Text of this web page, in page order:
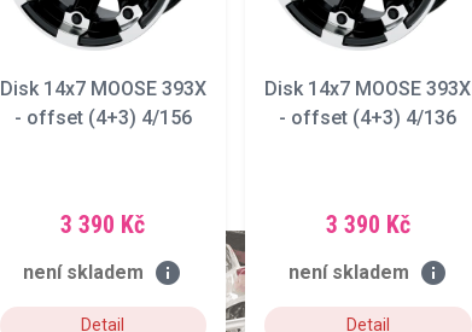
Disk 14x7 MOOSE 393X
- offset (4+3) 4/156
3 390 Kč
není skladem info
Detail
Disk 14x7 MOOSE 393X
- offset (4+3) 4/136
3 390 Kč
není skladem info
Detail